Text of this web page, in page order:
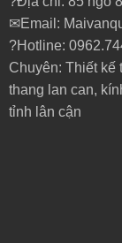
✉Email:
?Hotline:
Chuyên: Thiết kế
thang lan can,
tỉnh lân cận